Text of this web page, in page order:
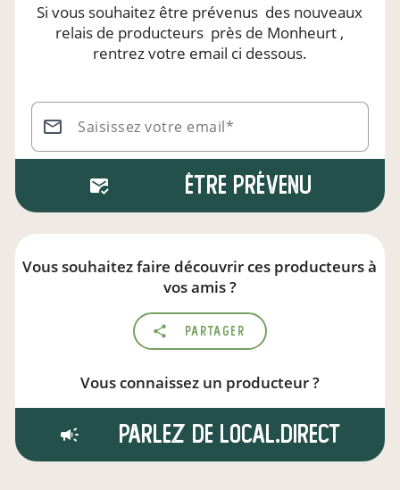
Si vous souhaitez être prévenus des nouveaux
relais de producteurs près de Monheurt ,
rentrez votre email ci dessous.
Saisissez votre email*
Être prévenu
Vous souhaitez faire découvrir ces producteurs à
vos amis ?
Partager
Vous connaissez un producteur ?
Parlez de local.direct